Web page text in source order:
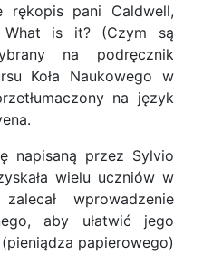
rękopis pani Caldwell,
What is it? (Czym są
na podręcznik
Koła Naukowego w
na język
napisaną przez Sylvio
wielu uczniów w
wprowadzenie
aby ułatwić jego
papierowego)